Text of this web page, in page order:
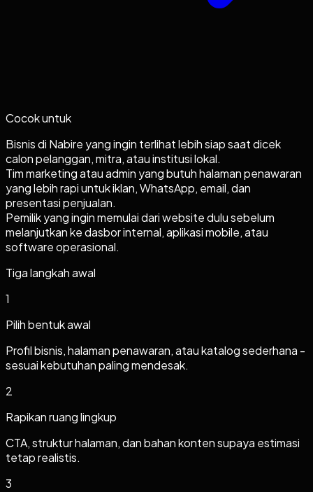
Cocok untuk
Bisnis di Nabire yang ingin terlihat lebih siap saat dicek
calon pelanggan, mitra, atau institusi lokal.
Tim marketing atau admin yang butuh halaman penawaran
yang lebih rapi untuk iklan, WhatsApp, email, dan
presentasi penjualan.
Pemilik yang ingin memulai dari website dulu sebelum
melanjutkan ke dasbor internal, aplikasi mobile, atau
software operasional.
Tiga langkah awal
1
Pilih bentuk awal
Profil bisnis, halaman penawaran, atau katalog sederhana -
sesuai kebutuhan paling mendesak.
2
Rapikan ruang lingkup
CTA, struktur halaman, dan bahan konten supaya estimasi
tetap realistis.
3